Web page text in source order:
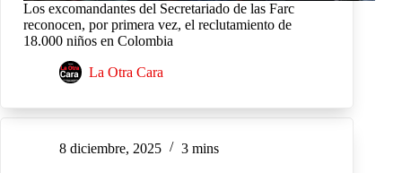
Los excomandantes del Secretariado de las Farc
reconocen, por primera vez, el reclutamiento de
18.000 niños en Colombia
La Otra Cara
8 diciembre, 2025 3 mins